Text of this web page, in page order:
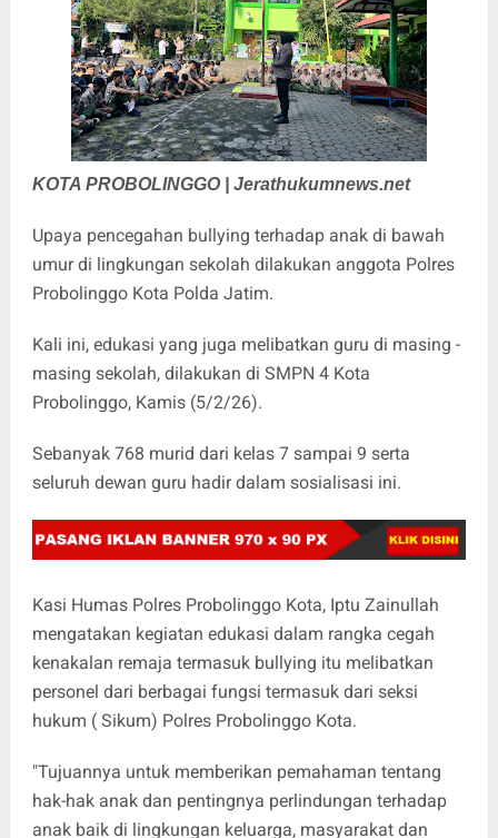
KOTA PROBOLINGGO | Jerathukumnews.net
Upaya pencegahan bullying terhadap anak di bawah
umur di lingkungan sekolah dilakukan anggota Polres
Probolinggo Kota Polda Jatim.
Kali ini, edukasi yang juga melibatkan guru di masing -
masing sekolah, dilakukan di SMPN 4 Kota
Probolinggo, Kamis (5/2/26).
Sebanyak 768 murid dari kelas 7 sampai 9 serta
seluruh dewan guru hadir dalam sosialisasi ini.
Kasi Humas Polres Probolinggo Kota, Iptu Zainullah
mengatakan kegiatan edukasi dalam rangka cegah
kenakalan remaja termasuk bullying itu melibatkan
personel dari berbagai fungsi termasuk dari seksi
hukum ( Sikum) Polres Probolinggo Kota.
"Tujuannya untuk memberikan pemahaman tentang
hak-hak anak dan pentingnya perlindungan terhadap
anak baik di lingkungan keluarga, masyarakat dan